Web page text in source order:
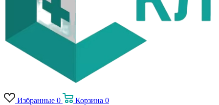
Избранные 0 Корзина 0